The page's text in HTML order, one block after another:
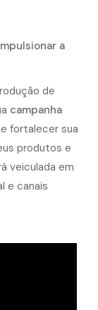
a
de
campanha
fortalecer sua
produtos e
veiculada em
e canais